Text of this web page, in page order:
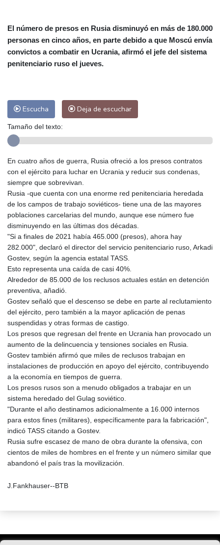
El número de presos en Rusia disminuyó en más de 180.000
personas en cinco años, en parte debido a que Moscú envía
convictos a combatir en Ucrania, afirmó el jefe del sistema
penitenciario ruso el jueves.
Escucha Deja de escuchar
Tamaño del texto:
En cuatro años de guerra, Rusia ofreció a los presos contratos
con el ejército para luchar en Ucrania y reducir sus condenas,
siempre que sobrevivan.
Rusia -que cuenta con una enorme red penitenciaria heredada
de los campos de trabajo soviéticos- tiene una de las mayores
poblaciones carcelarias del mundo, aunque ese número fue
disminuyendo en las últimas dos décadas.
"Si a finales de 2021 había 465.000 (presos), ahora hay
282.000", declaró el director del servicio penitenciario ruso, Arkadi
Gostev, según la agencia estatal TASS.
Esto representa una caída de casi 40%.
Alrededor de 85.000 de los reclusos actuales están en detención
preventiva, añadió.
Gostev señaló que el descenso se debe en parte al reclutamiento
del ejército, pero también a la mayor aplicación de penas
suspendidas y otras formas de castigo.
Los presos que regresan del frente en Ucrania han provocado un
aumento de la delincuencia y tensiones sociales en Rusia.
Gostev también afirmó que miles de reclusos trabajan en
instalaciones de producción en apoyo del ejército, contribuyendo
a la economía en tiempos de guerra.
Los presos rusos son a menudo obligados a trabajar en un
sistema heredado del Gulag soviético.
"Durante el año destinamos adicionalmente a 16.000 internos
para estos fines (militares), específicamente para la fabricación",
indicó TASS citando a Gostev.
Rusia sufre escasez de mano de obra durante la ofensiva, con
cientos de miles de hombres en el frente y un número similar que
abandonó el país tras la movilización.
J.Fankhauser--BTB